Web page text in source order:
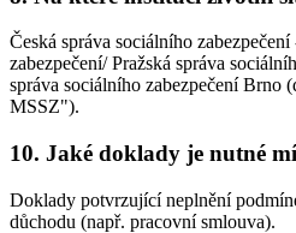
Česká správa sociálního
zabezpečení/ Pražská správa
správa sociálního zabezpečení Brno
MSSZ").
10. Jaké doklady je nutné
Doklady potvrzující neplnění
důchodu (např. pracovní smlouva).